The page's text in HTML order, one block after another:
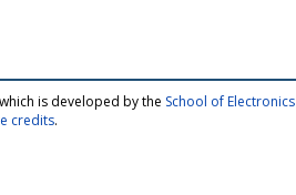
is developed by the School of
credits.